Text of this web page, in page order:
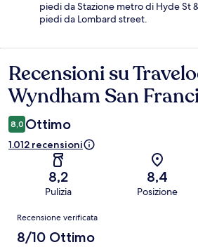
piedi da Stazione metro di Hyde St
piedi da Lombard street.
Recensioni
Recensioni su
Wyndham San
8,0 Ottimo
1.012 recensioni
8,2
Pulizia
8,4
Posizione
Recensioni
Recensione verificata
8/10 Ottimo